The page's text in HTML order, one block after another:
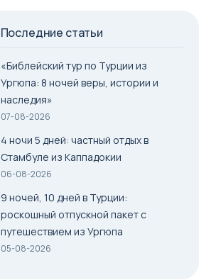
Последние статьи
«Библейский тур по Турции из
Ургюпа: 8 ночей веры, истории и
наследия»
07-08-2026
4 ночи 5 дней: частный отдых в
Стамбуле из Каппадокии
06-08-2026
9 ночей, 10 дней в Турции:
роскошный отпускной пакет с
путешествием из Ургюпа
05-08-2026